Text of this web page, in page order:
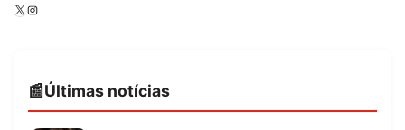
X Instagram
Últimas notícias